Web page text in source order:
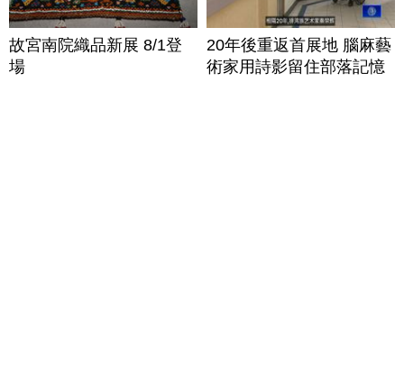
故宮南院織品新展 8/1登
場
20年後重返首展地 腦麻藝
術家用詩影留住部落記憶